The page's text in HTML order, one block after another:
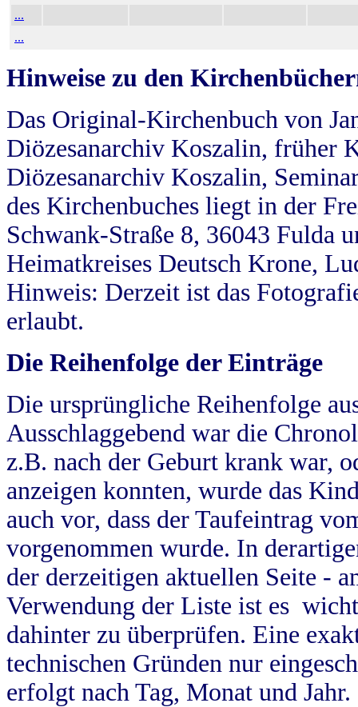
...
...
Hinweise zu den
Das Original-Kirchenbuch von
Diözesanarchiv Koszalin, früher
Diözesanarchiv Koszalin,
des Kirchenbuches liegt in der
Schwank-Straße 8, 36043 Fulda
Heimatkreises Deutsch Krone,
Hinweis: Derzeit ist das
erlaubt.
Die Reihenfolge der Einträge
Die ursprüngliche Reihenfolge
Ausschlaggebend war die
z.B. nach der Geburt krank war,
anzeigen konnten, wurde das
auch vor, dass der Taufeintrag
vorgenommen wurde. In
der derzeitigen aktuellen Seite -
Verwendung der Liste ist es
dahinter zu überprüfen. Eine
technischen Gründen nur
erfolgt nach Tag, Monat und Jahr.